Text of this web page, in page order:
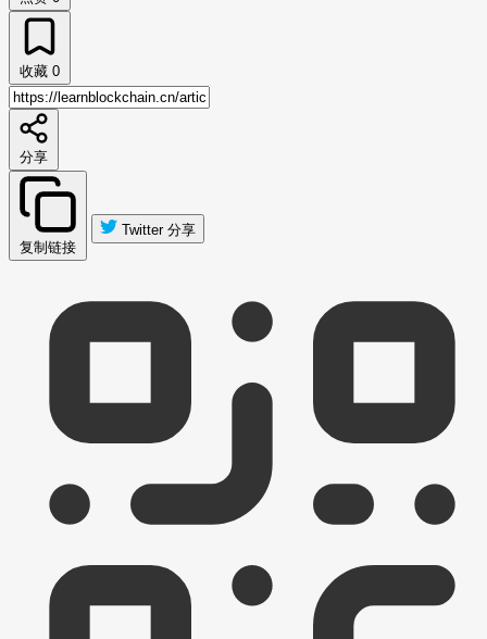
收藏 0
分享
复制链接
Twitter 分享